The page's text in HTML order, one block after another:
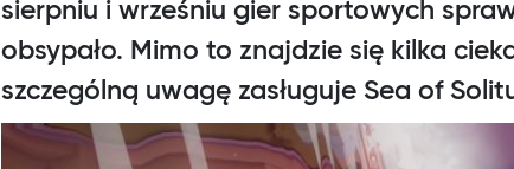
sierpniu i wrześniu gier sportowych
obsypało. Mimo to znajdzie się kilka
szczególną uwagę zasługuje Sea of